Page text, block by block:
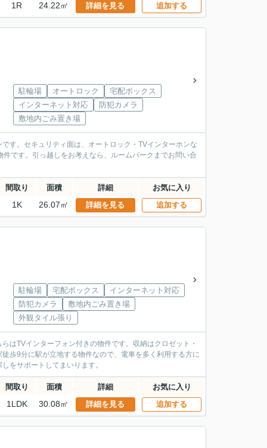
1R 24.22㎡ 詳細を見る 追加する
駐輪場 オートロック
宅配ボックス
インターネット対応
防犯カメラ
敷地内ごみ置き場
す。セキュリティ面は、オートロック・TVインターホンな
です。引っ越しをお考えなら、ルームパークまでお問い合
間取り 面積 詳細 お気に入り
1K 26.07㎡ 詳細を見る 追加する
駐輪場 宅配ボックス
インターネット対応
防犯カメラ
敷地内ごみ置き場
外観タイル張り
はTVインターフォン付きの物件です。収納はクロゼット・
歩9分に駅が立地する物件なので、電車を多く利用する方に
をサポートしてまいります。
間取り 面積 詳細 お気に入り
1LDK 30.08㎡ 詳細を見る 追加する